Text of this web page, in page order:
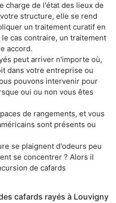
charge de l'état des lieux de
structure, elle se rend
un traitement curatif en
cas contraire, un traitement
accord.
peut arriver n'importe où,
dans votre entreprise ou
pouvons intervenir pour
oui ou non vous êtes
de rangements, et vous
sont présents ou
se plaignent d'odeurs peu
se concentrer ? Alors il
de cafards
cafards rayés à Louvigny